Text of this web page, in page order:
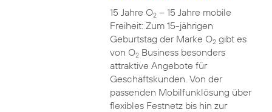
15 Jahre O2– 15 Jahre mobile
Freiheit: Zum 15-jährigen
Geburtstag der Marke O2gibt es
von O2Business besonders
attraktive Angebote für
Geschäftskunden. Von der
passenden Mobilfunklösung über
flexibles Festnetz bis hin zur